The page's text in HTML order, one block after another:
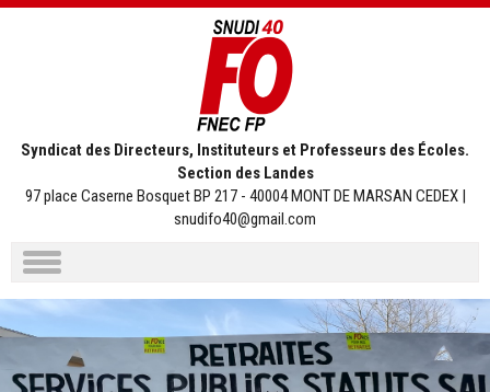
Syndicat des Directeurs, Instituteurs et Professeurs des Écoles.
Section des Landes
97 place Caserne Bosquet BP 217 - 40004 MONT DE MARSAN CEDEX |
snudifo40@gmail.com
Aller
au
contenu